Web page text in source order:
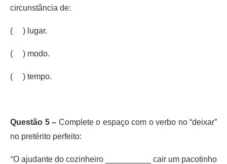
circunstância de:
( ) lugar.
( ) modo.
( ) tempo.
Questão 5 – Complete o espaço com o verbo no “deixar”
no pretérito perfeito:
“O ajudante do cozinheiro __________ cair um pacotinho